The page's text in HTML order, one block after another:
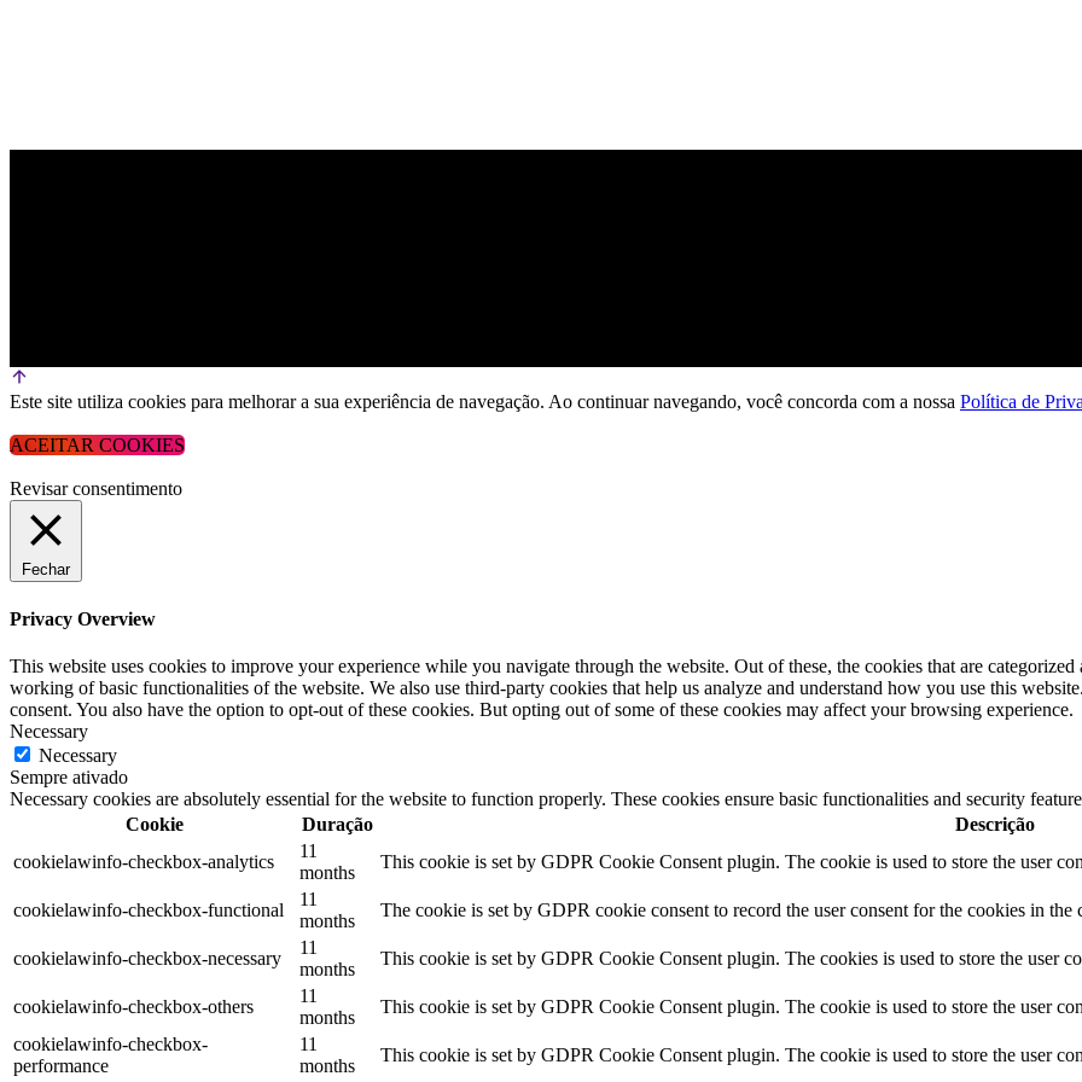
Este site utiliza cookies para melhorar a sua experiência de navegação. Ao continuar navegando, você concorda com a nossa Política de
ACEITAR COOKIES
Revisar consentimento
Fechar
Privacy Overview
This website uses cookies to improve your experience while you navigate through the website. Out of these, the cookies that are categorized
working of basic functionalities of the website. We also use third-party cookies that help us analyze and understand how you use this
consent. You also have the option to opt-out of these cookies. But opting out of some of these cookies may affect your browsing experience.
Necessary
Necessary
Sempre ativado
Necessary cookies are absolutely essential for the website to function properly. These cookies ensure basic functionalities and security
Cookie
Duração
Descrição
cookielawinfo-checkbox-analytics
11
months
This cookie is set by GDPR Cookie Consent plugin. The cookie is used to store the user
cookielawinfo-checkbox-functional
11
months
The cookie is set by GDPR cookie consent to record the user consent for the cookies in
cookielawinfo-checkbox-necessary
11
months
This cookie is set by GDPR Cookie Consent plugin. The cookies is used to store the user
cookielawinfo-checkbox-others
11
months
This cookie is set by GDPR Cookie Consent plugin. The cookie is used to store the user
cookielawinfo-checkbox-
performance
11
months
This cookie is set by GDPR Cookie Consent plugin. The cookie is used to store the user